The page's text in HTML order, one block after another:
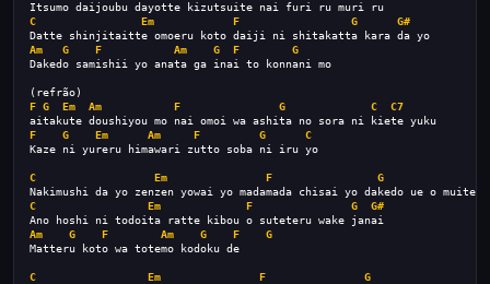
Itsumo daijoubu dayotte kizutsuite nai furi ru muri ru
C
Em F G
G#
Datte shinjitaitte omoeru koto daiji ni shitakatta kara da yo
Am
G F Am G F
G
Dakedo samishii yo anata ga inai to konnani mo
(refrão)
F G Em Am F G C
C7
aitakute doushiyou mo nai omoi wa ashita no sora ni kiete yuku
F
G Em Am F G
C
Kaze ni yureru himawari zutto soba ni iru yo
C Em F
G
Nakimushi da yo zenzen yowai yo madamada chisai yo dakedo ue o muite
C
Em F G
G#
Ano hoshi ni todoita ratte kibou o suteteru wake janai
Am
G F Am G F
G
Matteru koto wa totemo kodoku de
C Em F
G